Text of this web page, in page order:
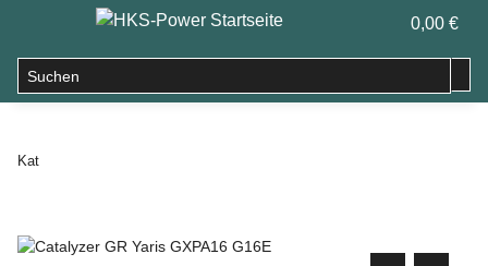
0,00 €
Kat